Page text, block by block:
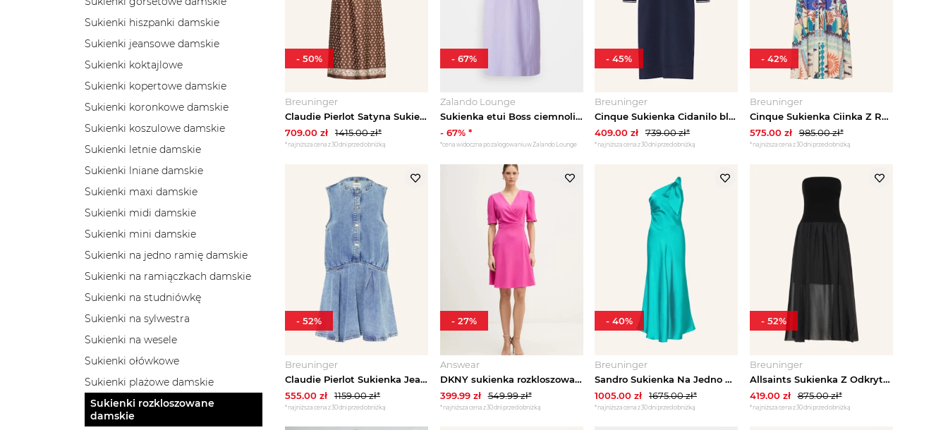
Sukienki hiszpanki damskie
Sukienki jeansowe damskie
Sukienki koktajlowe
Sukienki kopertowe damskie
Sukienki koronkowe damskie
Sukienki koszulowe damskie
Sukienki letnie damskie
Sukienki lniane damskie
Sukienki maxi damskie
Sukienki midi damskie
Sukienki mini damskie
Sukienki na jedno ramię damskie
Sukienki na ramiączkach damskie
Sukienki na studniówkę
Sukienki na sylwestra
Sukienki na wesele
Sukienki ołówkowe
Sukienki plażowe damskie
Sukienki rozkloszowane
damskie
Breuninger
Claudie Pierlot Satyna Sukienka Z Wycięciami braun
709.00 zł 1415.00zł*
*najniższa cena z 30 dni przed obniżką
- 50%
Zalando Lounge
Sukienka etui Boss ciemnoliliowy
- 67% *
*cena widoczna po zalogowaniu w Zalando Lounge
- 67%
Breuninger
Cinque Sukienka Cidanilo blau GRANATOWY
409.00 zł 739.00zł*
*najniższa cena z 30 dni przed obniżką
- 45%
Breuninger
Cinque Sukienka Ciinka Z Rękawami 3 / 4 blau
575.00zł 985.00zł*
*najniższa cena z 30 dni przed obniżką
- 42%
Breuninger
Claudie Pierlot Sukienka Jeansowa Rosamaria blau JASNONIEBIESKI
555.00 zł 1159.00zł*
*najniższa cena z 30 dni przed obniżką
- 52%
Answear
DKNY sukienka rozkloszowana fioletowy
399.99zł 549.99zł*
*najniższa cena z 30 dni przed obniżką
- 27%
Breuninger
Sandro Sukienka Na Jedno Ramię Z Satyny gruen JASKRAWY NIEBIESKI
1005.00 zł 1675.00zł*
*najniższa cena z 30 dni przed obniżką
- 40%
Breuninger
Allsaints Sukienka Z Odkrytymi Ramionami Tegan Z Mieszanki Materiałów schwarz CZARNY
419.00zł 875.00zł*
*najniższa cena z 30 dni przed obniżką
- 52%